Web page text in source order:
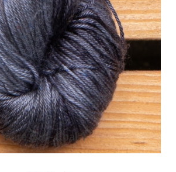
Pure Silk - Coal 1